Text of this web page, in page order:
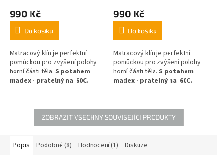
990 Kč
Do košíku
Matracový klín je perfektní
pomůckou pro zvýšení polohy
horní části těla. S potahem
madex - pratelný na 60C.
990 Kč
Do košíku
Matracový klín je perfektní
pomůckou pro zvýšení polohy
horní části těla. S potahem
madex - pratelný na 60C.
ZOBRAZIT VŠECHNY SOUVISEJÍCÍ PRODUKTY
Popis Podobné (8) Hodnocení (1) Diskuze